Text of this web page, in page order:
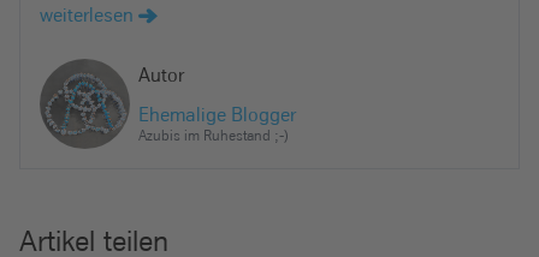
weiterlesen
Autor
Ehemalige Blogger
Azubis im Ruhestand ;-)
Artikel teilen